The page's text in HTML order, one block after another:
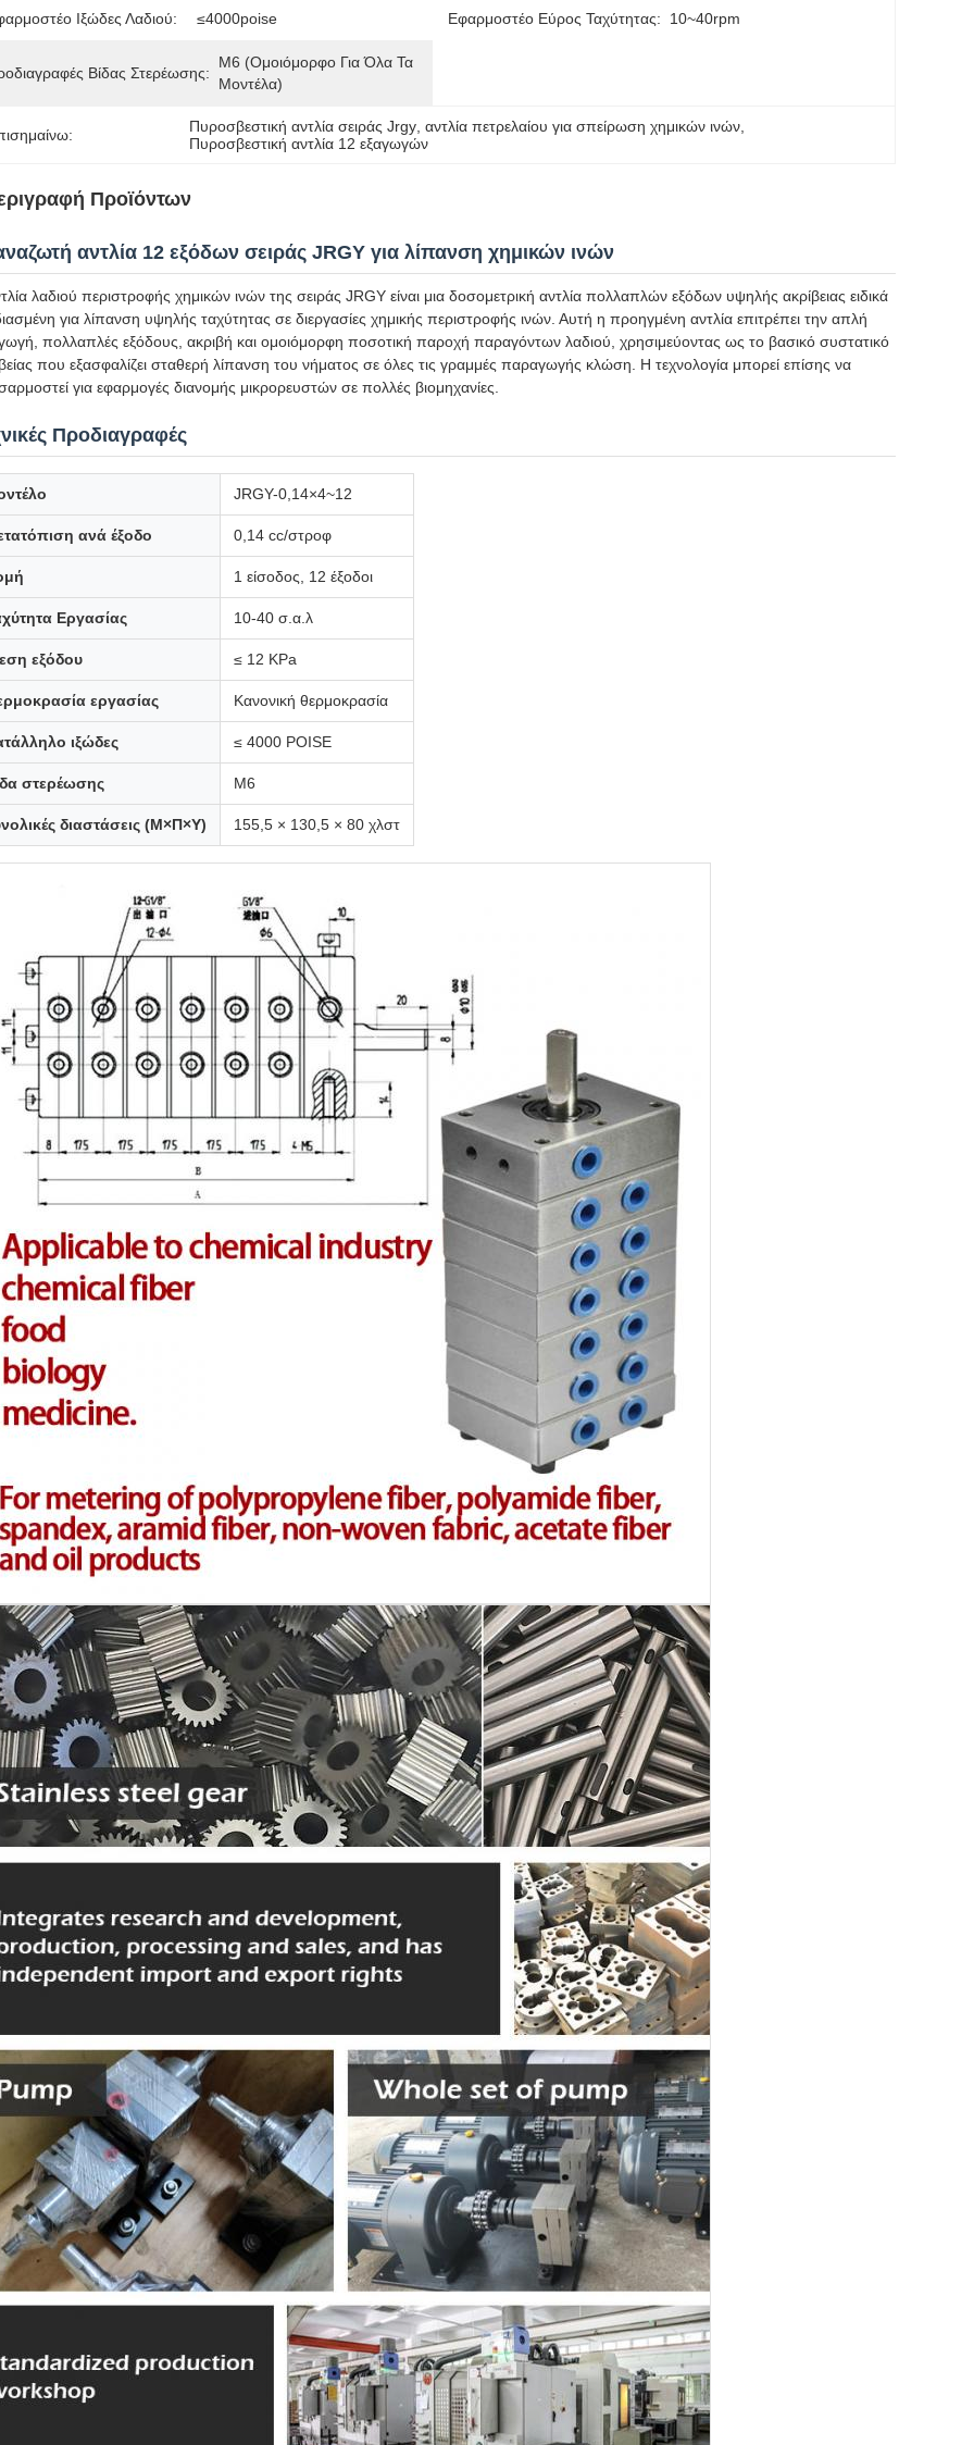
Ιξώδες Λαδιού: ≤4000poise Εφαρμοστέο Εύρος Ταχύτητας: 10~40rpm
Βίδας Στερέωσης:
M6 (Ομοιόμορφο Για Όλα Τα
Μοντέλα)
Πυροσβεστική αντλία σειράς Jrgy , αντλία πετρελαίου για σπείρωση χημικών ινών
Πυροσβεστική αντλία 12 εξαγωγών
Προϊόντων
αντλία 12 εξόδων σειράς JRGY για λίπανση χημικών ινών
λαδιού περιστροφής χημικών ινών της σειράς JRGY είναι μια δοσομετρική αντλία πολλαπλών εξόδων υψηλής ακρίβειας ειδικά
για λίπανση υψηλής ταχύτητας σε διεργασίες χημικής περιστροφής ινών. Αυτή η προηγμένη αντλία επιτρέπει την απλή
πολλαπλές εξόδους, ακριβή και ομοιόμορφη ποσοτική παροχή παραγόντων λαδιού, χρησιμεύοντας ως το βασικό συστατικό
που εξασφαλίζει σταθερή λίπανση του νήματος σε όλες τις γραμμές παραγωγής κλώση. Η τεχνολογία μπορεί επίσης να
για εφαρμογές διανομής μικρορευστών σε πολλές βιομηχανίες.
Προδιαγραφές
JRGY-0,14×4~12
ανά έξοδο 0,14 cc/στροφ
1 είσοδος, 12 έξοδοι
Εργασίας 10-40 σ.α.λ
εξόδου ≤ 12 KPa
εργασίας Κανονική θερμοκρασία
ιξώδες ≤ 4000 POISE
στερέωσης Μ6
διαστάσεις (Μ×Π×Υ) 155,5 × 130,5 × 80 χλστ